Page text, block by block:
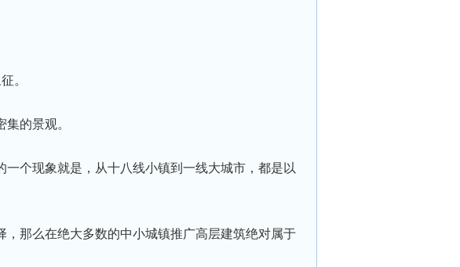
。
的景观。
个现象就是，从十八线小镇到一线大城市，都是以
那么在绝大多数的中小城镇推广高层建筑绝对属于